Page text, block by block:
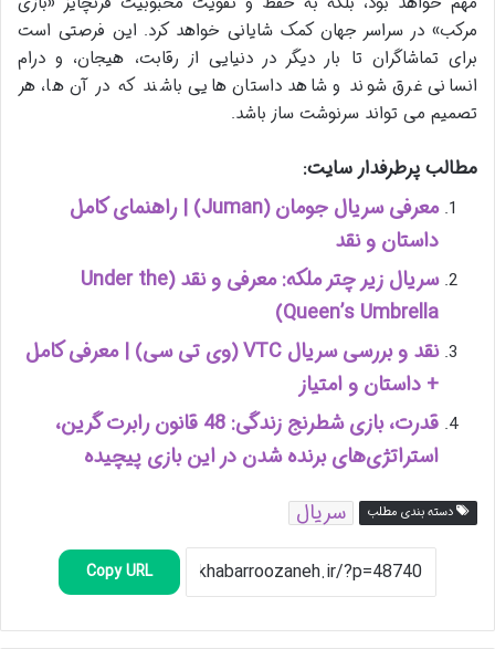
مرکب» در سراسر جهان کمک شایانی خواهد کرد. این فرصتی است
برای تماشاگران تا بار دیگر در دنیایی از رقابت، هیجان، و درام
انسانی غرق شوند و شاهد داستان هایی باشند که در آن ها، هر
تصمیم می تواند سرنوشت ساز باشد.
مطالب پرطرفدار سایت:
معرفی سریال جومان (Juman) | راهنمای کامل
داستان و نقد
سریال زیر چتر ملکه: معرفی و نقد (Under the
Queen’s Umbrella)
نقد و بررسی سریال VTC (وی تی سی) | معرفی کامل
+ داستان و امتیاز
قدرت، بازی شطرنج زندگی: 48 قانون رابرت گرین،
استراتژی‌های برنده شدن در این بازی پیچیده
دسته بندی مطلب سریال
Copy URL